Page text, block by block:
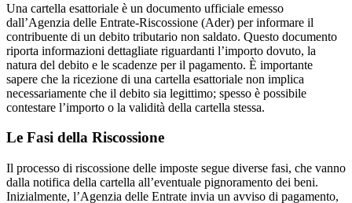
Una cartella esattoriale è un documento ufficiale emesso
dall’Agenzia delle Entrate-Riscossione (Ader) per informare il
contribuente di un debito tributario non saldato. Questo documento
riporta informazioni dettagliate riguardanti l’importo dovuto, la
natura del debito e le scadenze per il pagamento. È importante
sapere che la ricezione di una cartella esattoriale non implica
necessariamente che il debito sia legittimo; spesso è possibile
contestare l’importo o la validità della cartella stessa.
Le Fasi della Riscossione
Il processo di riscossione delle imposte segue diverse fasi, che vanno
dalla notifica della cartella all’eventuale pignoramento dei beni.
Inizialmente, l’Agenzia delle Entrate invia un avviso di pagamento,